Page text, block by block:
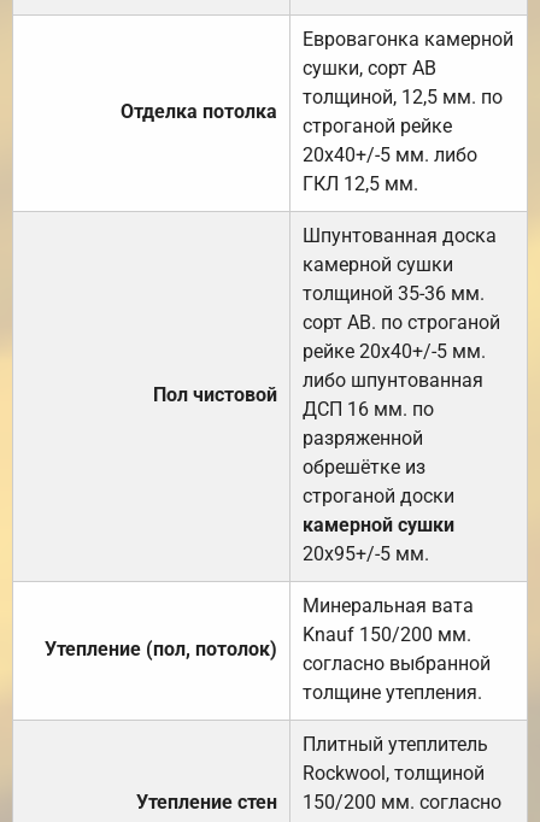
Отделка потолка
Евровагонка камерной
сушки, сорт АВ
толщиной, 12,5 мм. по
строганой рейке
20х40+/-5 мм. либо
ГКЛ 12,5 мм.
Пол чистовой
Шпунтованная доска
камерной сушки
толщиной 35-36 мм.
сорт АВ. по строганой
рейке 20х40+/-5 мм.
либо шпунтованная
ДСП 16 мм. по
разряженной
обрешётке из
строганой доски
камерной сушки
20х95+/-5 мм.
Утепление (пол, потолок)
Минеральная вата
Knauf 150/200 мм.
согласно выбранной
толщине утепления.
Утепление стен
Плитный утеплитель
Rockwool, толщиной
150/200 мм. согласно